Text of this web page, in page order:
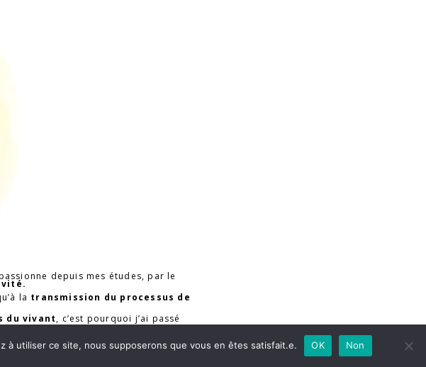
depuis mes études, par le
la transmission du processus de
du vivant, c’est pourquoi j’ai passé
chez les autres
à utiliser ce site, nous supposerons que vous en êtes satisfait.e. OK Non